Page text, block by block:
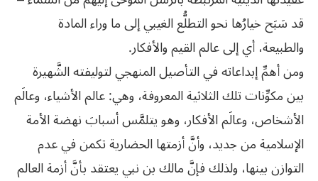
قد سَبَح خيارُها نحو التطلُّع الغيبي إلى ما وراء المادة
والطبيعة، أي إلى عالم القيم والأفكار.
ومن أهمِّ إبداعاته في التأصيل المنهجي لتوليفته الشَّهيرة
بين مكوِّنات تلك الثلاثية المعروفة، وهي: عالم الأشياء، وعالَم
الأشخاص، وعالَم الأفكار، وهو يتلمَّس أسبابَ نهضة الأمة
الإسلامية من جديد، وأنَّ أزمتها الحضارية تكمن في عدم
التوازن بينها، ولذلك فإنَّ مالك بن نبي يعتقد بأنَّ أزمة العالم